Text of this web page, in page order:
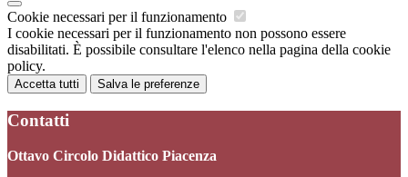
Cookie necessari per il funzionamento
I cookie necessari per il funzionamento non possono essere
disabilitati. È possibile consultare l'elenco nella pagina della cookie
policy.
Accetta tutti Salva le preferenze
Contatti
Ottavo Circolo Didattico Piacenza